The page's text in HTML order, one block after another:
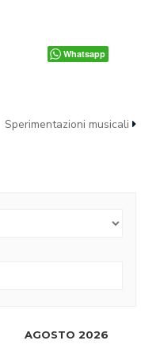
Whatsapp
Sperimentazioni musicali
AGOSTO 2026